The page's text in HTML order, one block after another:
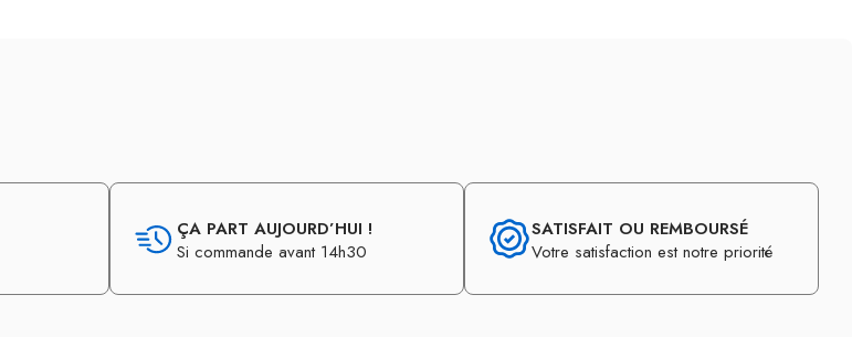
ÇA PART AUJOURD’HUI !
Si commande avant 14h30
SATISFAIT OU REMBOURSÉ
Votre satisfaction est notre priorité